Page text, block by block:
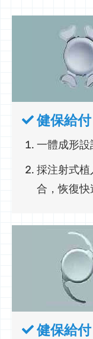
健保給付
一體成形設
採注射式
合，恢復快
健保給付